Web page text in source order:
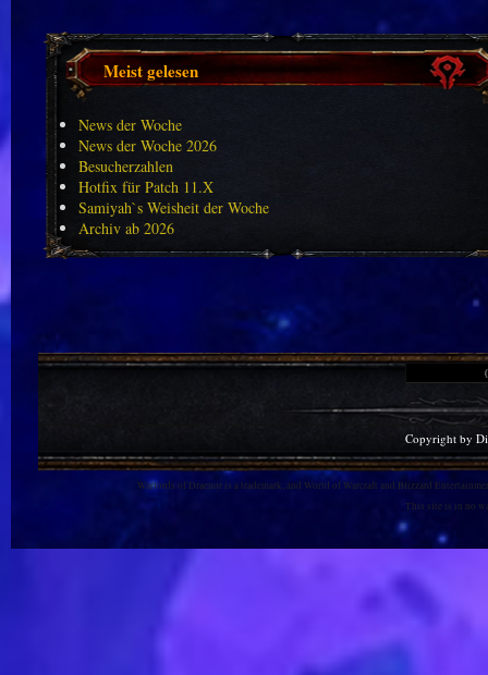
Meist gelesen
News der Woche
News der Woche 2026
Besucherzahlen
Hotfix für Patch 11.X
Samiyah`s Weisheit der Woche
Archiv ab 2026
Copyright by
Warlords of Draenor is a trademark, and World of Warcraft and Blizzard
This site is in no